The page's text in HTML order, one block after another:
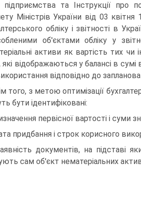
підприємства та Інструкції про
Міністрів України від 03
обліку і звітності в
об'єктами обліку у
активи як вартість тих
які відображаються у балансі в
відповідно до
того, з метою оптимізації
бути ідентифіковані:
первісної вартості і суми
придбання і строк корисного
документів, на підставі
сам об'єкт нематеріаль­них